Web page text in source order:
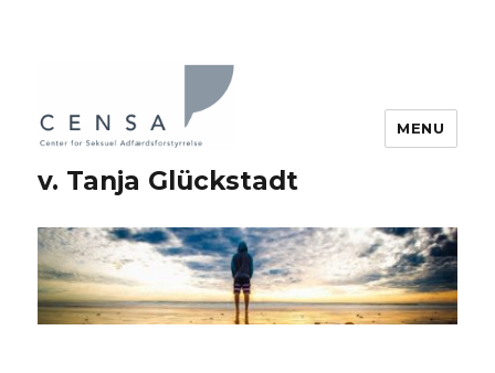
v. Tanja Glückstadt
MENU